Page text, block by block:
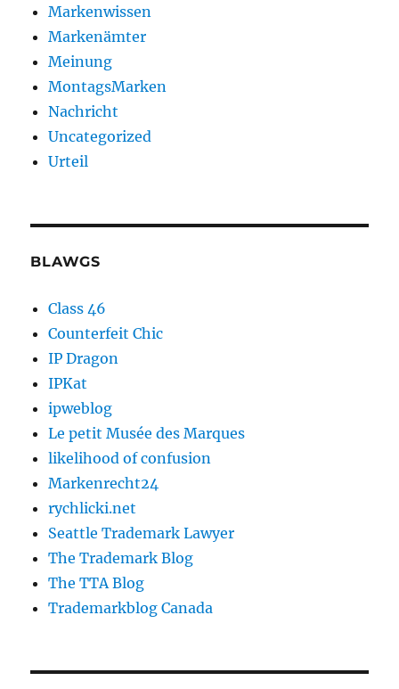
Markenwissen
Markenämter
Meinung
MontagsMarken
Nachricht
Uncategorized
Urteil
BLAWGS
Class 46
Counterfeit Chic
IP Dragon
IPKat
ipweblog
Le petit Musée des Marques
likelihood of confusion
Markenrecht24
rychlicki.net
Seattle Trademark Lawyer
The Trademark Blog
The TTA Blog
Trademarkblog Canada